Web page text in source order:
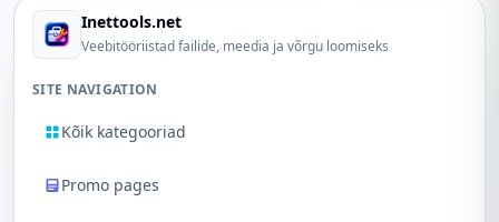
Inettools.net
Veebitööriistad failide, meedia ja võrgu loomiseks
SITE NAVIGATION
Kõik kategooriad
Promo pages